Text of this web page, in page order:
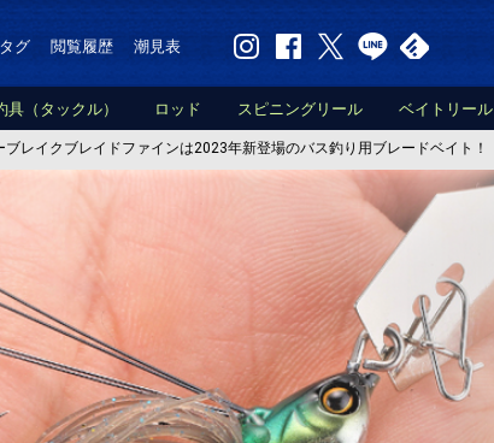
グ 閲覧履歴 潮見表
具（タックル） ロッド スピニングリール ベイトリール
ブレイクブレイドファインは2023年新登場のバス釣り用ブレードベイト！